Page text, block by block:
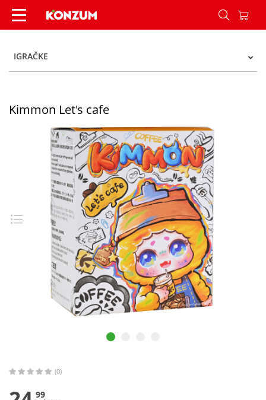
Kimmon Let's cafe - Konzum
IGRAČKE
Kimmon Let's cafe
(0)
99